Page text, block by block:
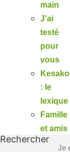
main
J’ai
testé
pour
vous
Kesako
: le
lexique
Famille
et amis
Rechercher